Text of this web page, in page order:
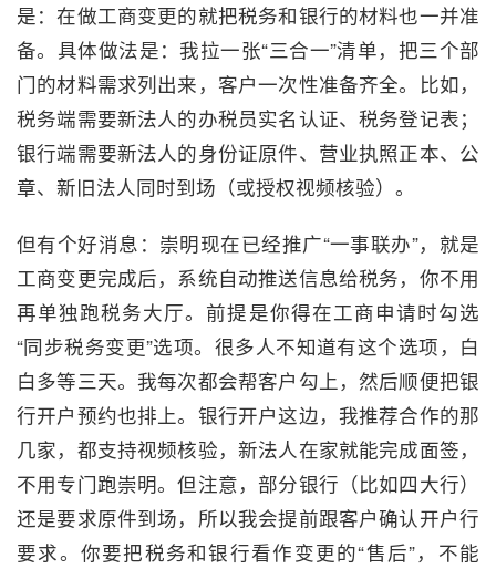
是：在做工商变更的就把税务和银行的材料也一并准
备。具体做法是：我拉一张“三合一”清单，把三个部
门的材料需求列出来，客户一次性准备齐全。比如，
税务端需要新法人的办税员实名认证、税务登记表；
银行端需要新法人的身份证原件、营业执照正本、公
章、新旧法人同时到场（或授权视频核验）。
但有个好消息：崇明现在已经推广“一事联办”，就是
工商变更完成后，系统自动推送信息给税务，你不用
再单独跑税务大厅。前提是你得在工商申请时勾选
“同步税务变更”选项。很多人不知道有这个选项，白
白多等三天。我每次都会帮客户勾上，然后顺便把银
行开户预约也排上。银行开户这边，我推荐合作的那
几家，都支持视频核验，新法人在家就能完成面签，
不用专门跑崇明。但注意，部分银行（比如四大行）
还是要求原件到场，所以我会提前跟客户确认开户行
要求。你要把税务和银行看作变更的“售后”，不能